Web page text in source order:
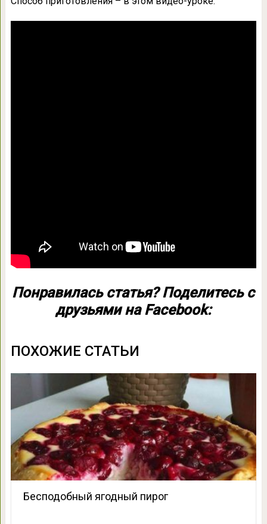
Понравилась статья? Поделитесь с
друзьями на Facebook:
ПОХОЖИЕ СТАТЬИ
Бесподобный ягодный пирог